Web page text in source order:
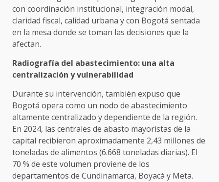
con coordinación institucional, integración modal,
claridad fiscal, calidad urbana y con Bogotá sentada
en la mesa donde se toman las decisiones que la
afectan.
Radiografía del abastecimiento: una alta
centralización y vulnerabilidad
Durante su intervención, también expuso que
Bogotá opera como un nodo de abastecimiento
altamente centralizado y dependiente de la región.
En 2024, las centrales de abasto mayoristas de la
capital recibieron aproximadamente 2,43 millones de
toneladas de alimentos (6.668 toneladas diarias). El
70 % de este volumen proviene de los
departamentos de Cundinamarca, Boyacá y Meta.